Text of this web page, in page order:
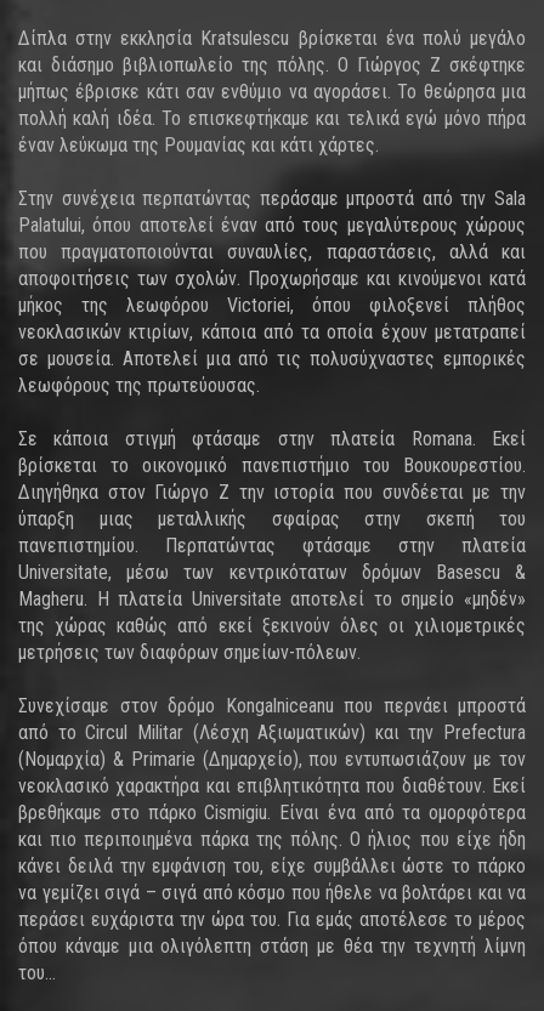
Δίπλα στην εκκλησία Κratsulescu βρίσκεται ένα πολύ μεγάλο
και διάσημο βιβλιοπωλείο της πόλης. Ο Γιώργος Ζ σκέφτηκε
μήπως έβρισκε κάτι σαν ενθύμιο να αγοράσει. Το θεώρησα μια
πολλή καλή ιδέα. Το επισκεφτήκαμε και τελικά εγώ μόνο πήρα
έναν λεύκωμα της Ρουμανίας και κάτι χάρτες.
Στην συνέχεια περπατώντας περάσαμε μπροστά από την Sala
Palatului, όπου αποτελεί έναν από τους μεγαλύτερους χώρους
που πραγματοποιούνται συναυλίες, παραστάσεις, αλλά και
αποφοιτήσεις των σχολών. Προχωρήσαμε και κινούμενοι κατά
μήκος της λεωφόρου Victoriei, όπου φιλοξενεί πλήθος
νεοκλασικών κτιρίων, κάποια από τα οποία έχουν μετατραπεί
σε μουσεία. Αποτελεί μια από τις πολυσύχναστες εμπορικές
λεωφόρους της πρωτεύουσας.
Σε κάποια στιγμή φτάσαμε στην πλατεία Romana. Εκεί
βρίσκεται το οικονομικό πανεπιστήμιο του Βουκουρεστίου.
Διηγήθηκα στον Γιώργο Ζ την ιστορία που συνδέεται με την
ύπαρξη μιας μεταλλικής σφαίρας στην σκεπή του
πανεπιστημίου. Περπατώντας φτάσαμε στην πλατεία
Universitate, μέσω των κεντρικότατων δρόμων Basescu &
Magheru. Η πλατεία Universitate αποτελεί το σημείο «μηδέν»
της χώρας καθώς από εκεί ξεκινούν όλες οι χιλιομετρικές
μετρήσεις των διαφόρων σημείων-πόλεων.
Συνεχίσαμε στον δρόμο Kongalniceanu που περνάει μπροστά
από το Circul Militar (Λέσχη Αξιωματικών) και την Prefectura
(Νομαρχία) & Primarie (Δημαρχείο), που εντυπωσιάζουν με τον
νεοκλασικό χαρακτήρα και επιβλητικότητα που διαθέτουν. Εκεί
βρεθήκαμε στο πάρκο Cismigiu. Είναι ένα από τα ομορφότερα
και πιο περιποιημένα πάρκα της πόλης. Ο ήλιος που είχε ήδη
κάνει δειλά την εμφάνιση του, είχε συμβάλλει ώστε το πάρκο
να γεμίζει σιγά – σιγά από κόσμο που ήθελε να βολτάρει και να
περάσει ευχάριστα την ώρα του. Για εμάς αποτέλεσε το μέρος
όπου κάναμε μια ολιγόλεπτη στάση με θέα την τεχνητή λίμνη
του…